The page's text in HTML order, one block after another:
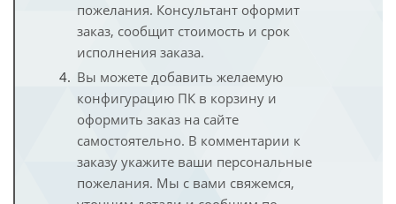
пожелания. Консультант оформит
заказ, сообщит стоимость и срок
исполнения заказа.
Вы можете добавить желаемую
конфигурацию ПК в корзину и
оформить заказ на сайте
самостоятельно. В комментарии к
заказу укажите ваши персональные
пожелания. Мы с вами свяжемся,